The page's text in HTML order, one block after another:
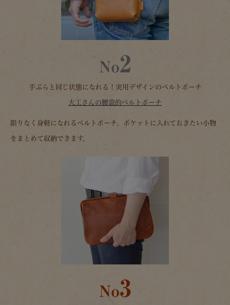
No2
手ぶらと同じ状態になれる！実用デザインのベルトポーチ
大工さんの腰袋的ベルトポーチ
限りなく身軽になれるベルトポーチ。ポケットに入れておきたい小物
をまとめて収納できます。
No3